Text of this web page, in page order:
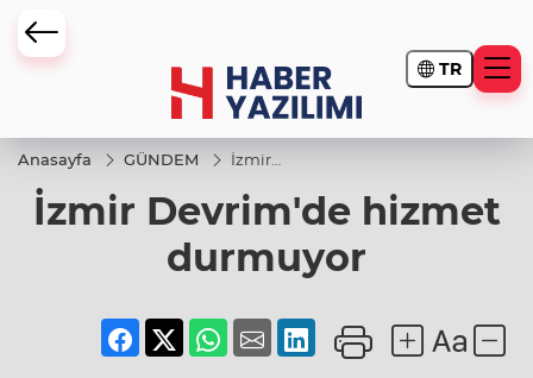
TR
Anasayfa GÜNDEM
İzmir
hizmet
durmuyor
İzmir Devrim'de hizmet
durmuyor